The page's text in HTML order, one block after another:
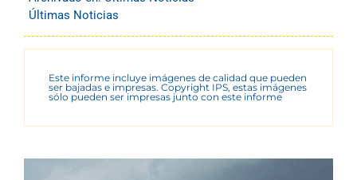
Últimas Noticias
Este informe incluye imágenes de calidad que pueden
ser bajadas e impresas. Copyright IPS, estas imágenes
sólo pueden ser impresas junto con este informe